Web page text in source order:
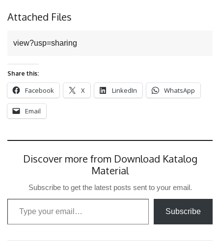
Attached Files
view?usp=sharing
Share this:
Facebook X LinkedIn WhatsApp
Email
Discover more from Download Katalog
Material
Subscribe to get the latest posts sent to your email.
Type your email…
Subscribe